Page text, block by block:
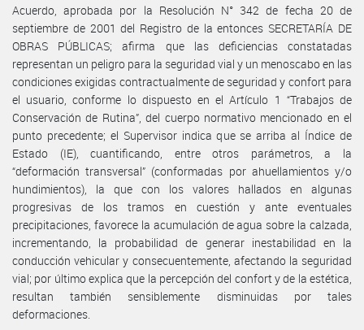
Acuerdo, aprobada por la Resolución N° 342 de fecha 20 de
septiembre de 2001 del Registro de la entonces SECRETARÍA DE
OBRAS PÚBLICAS; afirma que las deficiencias constatadas
representan un peligro para la seguridad vial y un menoscabo en las
condiciones exigidas contractualmente de seguridad y confort para
el usuario, conforme lo dispuesto en el Artículo 1 “Trabajos de
Conservación de Rutina”, del cuerpo normativo mencionado en el
punto precedente; el Supervisor indica que se arriba al Índice de
Estado (IE), cuantificando, entre otros parámetros, a la
“deformación transversal” (conformadas por ahuellamientos y/o
hundimientos), la que con los valores hallados en algunas
progresivas de los tramos en cuestión y ante eventuales
precipitaciones, favorece la acumulación de agua sobre la calzada,
incrementando, la probabilidad de generar inestabilidad en la
conducción vehicular y consecuentemente, afectando la seguridad
vial; por último explica que la percepción del confort y de la estética,
resultan también sensiblemente disminuidas por tales
deformaciones.